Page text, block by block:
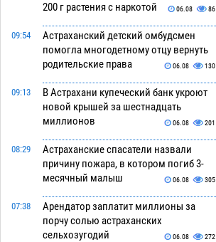
200 г растения с наркотой
06.08 86
09:54
Астраханский детский омбудсмен
помогла многодетному отцу вернуть
родительские права
06.08 130
09:13
В Астрахани купеческий банк укроют
новой крышей за шестнадцать
миллионов
06.08 201
08:29
Астраханские спасатели назвали
причину пожара, в котором погиб 3-
месячный малыш
06.08 305
07:38
Арендатор заплатит миллионы за
порчу солью астраханских
сельхозугодий
06.08 272